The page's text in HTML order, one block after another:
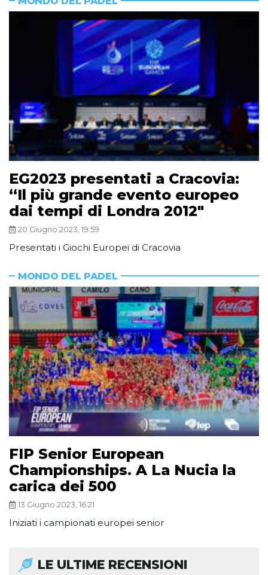
EG2023 presentati a Cracovia:
“Il più grande evento europeo
dai tempi di Londra 2012″
20 Giugno 2023, 19:59
Presentati i Giochi Europei di Cracovia
MONDO DEL PADEL
FIP Senior European
Championships. A La Nucia la
carica dei 500
13 Giugno 2023, 16:21
Iniziati i campionati europei senior
LE ULTIME RECENSIONI